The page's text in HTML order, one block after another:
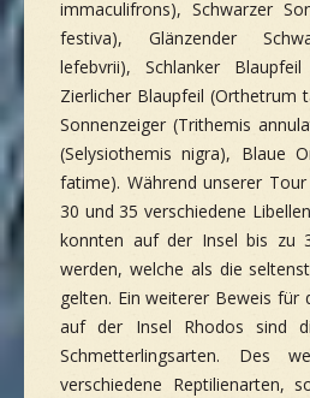
immaculifrons), Schwarzer
festiva), Glänzender
lefebvrii), Schlanker
Zierlicher Blaupfeil (Orthetrum
Sonnenzeiger (Trithemis
(Selysiothemis nigra), Blaue
fatime). Während unserer
30 und 35 verschiedene
konnten auf der Insel bis zu
werden, welche als die
gelten. Ein weiterer Beweis für
auf der Insel Rhodos sind
Schmetterlingsarten. Des
verschiedene Reptilienarten,